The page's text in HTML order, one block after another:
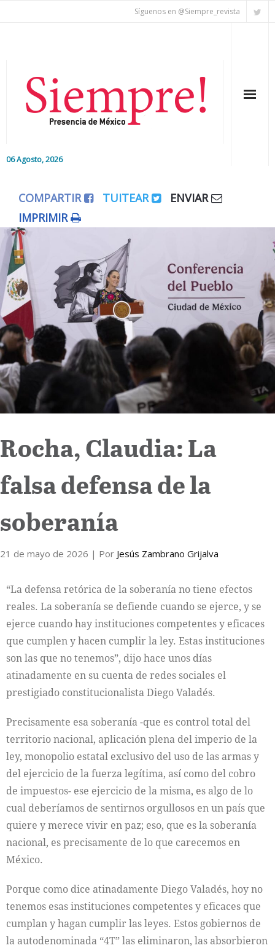
Síguenos en @Siempre_revista
06 Agosto, 2026
Editorial
Colaboradores
Internacional
Cultura
COMPARTIR TUITEAR
ENVIAR
IMPRIMIR
Rocha, Claudia: La
falsa defensa de la
soberanía
21 de mayo de 2026 | Por Jesús Zambrano Grijalva
“La defensa retórica de la soberanía no tiene efectos
reales. La soberanía se defiende cuando se ejerce, y se
ejerce cuando hay instituciones competentes y eficaces
que cumplen y hacen cumplir la ley. Estas instituciones
son las que no tenemos”, dijo hace unos días
atinadamente en su cuenta de redes sociales el
prestigiado constitucionalista Diego Valadés.
Precisamente esa soberanía -que es control total del
territorio nacional, aplicación plena del imperio de la
ley, monopolio estatal exclusivo del uso de las armas y
del ejercicio de la fuerza legítima, así como del cobro
de impuestos- ese ejercicio de la misma, es algo de lo
cual deberíamos de sentirnos orgullosos en un país que
quiere y merece vivir en paz; eso, que es la soberanía
nacional, es precisamente de lo que carecemos en
México.
Porque como dice atinadamente Diego Valadés, hoy no
tenemos esas instituciones competentes y eficaces que
cumplan y hagan cumplir las leyes. Estos gobiernos de
la autodenominada “4T” las eliminaron, las absorbieron